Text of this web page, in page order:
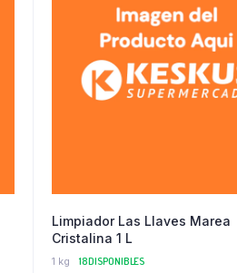
Limpiador Las Llaves Marea
Cristalina 1 L
1 kg 18 DISPONIBLES